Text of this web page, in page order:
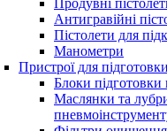
Продувні
Антигравійні
Пістолети для
Манометри
Пристрої для
Блоки підготовки
Маслянки та